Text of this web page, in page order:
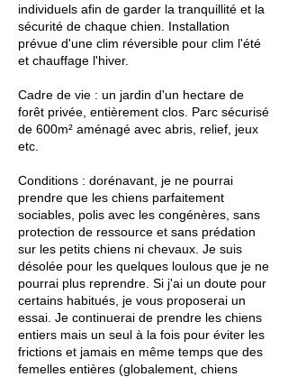
individuels afin de garder la tranquillité et la
sécurité de chaque chien. Installation
prévue d'une clim réversible pour clim l'été
et chauffage l'hiver.
Cadre de vie : un jardin d'un hectare de
forêt privée, entièrement clos. Parc sécurisé
de 600m² aménagé avec abris, relief, jeux
etc.
Conditions : dorénavant, je ne pourrai
prendre que les chiens parfaitement
sociables, polis avec les congénères, sans
protection de ressource et sans prédation
sur les petits chiens ni chevaux. Je suis
désolée pour les quelques loulous que je ne
pourrai plus reprendre. Si j'ai un doute pour
certains habitués, je vous proposerai un
essai. Je continuerai de prendre les chiens
entiers mais un seul à la fois pour éviter les
frictions et jamais en même temps que des
femelles entières (globalement, chiens